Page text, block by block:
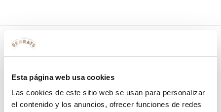
Esta página web usa cookies
Las cookies de este sitio web se usan para personalizar
el contenido y los anuncios, ofrecer funciones de redes
con tu primera compra.